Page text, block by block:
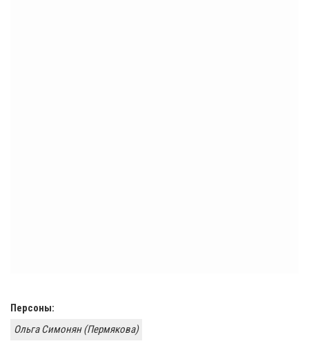
Персоны:
Ольга Симонян (Пермякова)